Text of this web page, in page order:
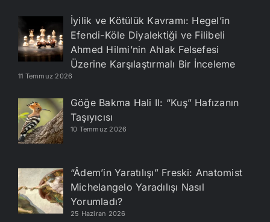
İyilik ve Kötülük Kavramı: Hegel’in
Efendi-Köle Diyalektiği ve Filibeli
Ahmed Hilmi’nin Ahlak Felsefesi
Üzerine Karşılaştırmalı Bir İnceleme
11 Temmuz 2026
Göğe Bakma Hali II: “Kuş” Hafızanın
Taşıyıcısı
10 Temmuz 2026
“Âdem’in Yaratılışı” Freski: Anatomist
Michelangelo Yaradılışı Nasıl
Yorumladı?
25 Haziran 2026